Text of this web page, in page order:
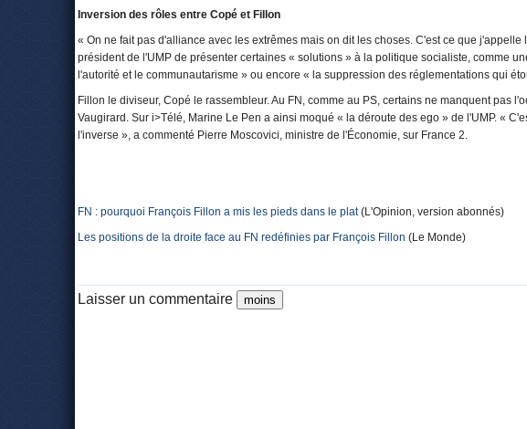
Inversion des rôles entre Copé et Fillon
« On ne fait pas d'alliance avec les extrêmes mais on dit les choses. C'est ce que
président de l'UMP de présenter certaines « solutions » à la politique socialiste, comme
l'autorité et le communautarisme » ou encore « la suppression des réglementations qui
Fillon le diviseur, Copé le rassembleur. Au FN, comme au PS, certains ne manquent pas
Vaugirard. Sur i>Télé, Marine Le Pen a ainsi moqué « la déroute des ego » de l'UMP. «
l'inverse », a commenté Pierre Moscovici, ministre de l'Économie, sur France 2.
FN : pourquoi François Fillon a mis les pieds dans le plat(L'Opinion, version abonnés)
Les positions de la droite face au FN redéfinies par François Fillon (Le Monde)
Laisser un commentaire